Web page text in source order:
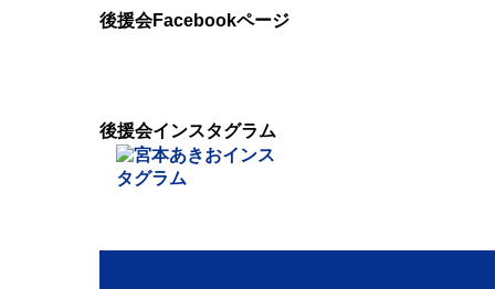
後援会Facebookページ
後援会インスタグラム